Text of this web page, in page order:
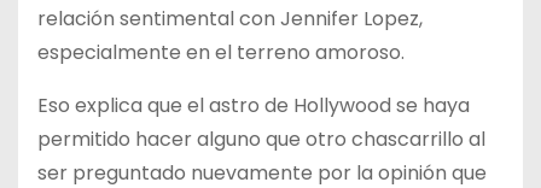
relación sentimental con Jennifer Lopez,
especialmente en el terreno amoroso.
Eso explica que el astro de Hollywood se haya
permitido hacer alguno que otro chascarrillo al
ser preguntado nuevamente por la opinión que